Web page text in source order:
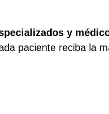
y
paciente reciba la